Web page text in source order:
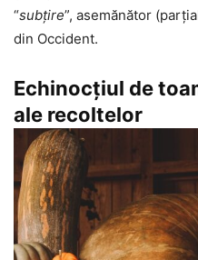
“subțire”, asemănător
din Occident.
Echinocţiul de
ale recoltelor